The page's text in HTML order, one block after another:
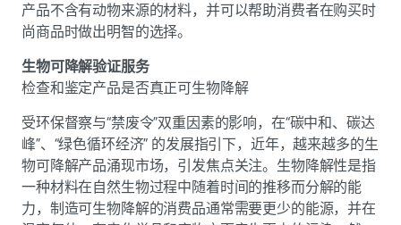
产品不含有动物来源的材料，并可以帮助消费者在购买时
尚商品时做出明智的选择。
生物可降解验证服务
检查和鉴定产品是否真正可生物降解
受环保督察与“禁废令”双重因素的影响，在“碳中和、碳达
峰”、“绿色循环经济” 的发展指引下，近年，越来越多的生
物可降解产品涌现市场，引发焦点关注。生物降解性是指
一种材料在自然生物过程中随着时间的推移而分解的能
力，制造可生物降解的消费品通常需要更少的能源，并在